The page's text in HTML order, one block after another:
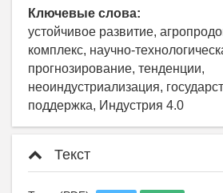
Ключевые слова:
устойчивое развитие,
комплекс, научно-
прогнозирование, тенденции,
неоиндустриализация,
поддержка, Индустрия 4.0
Текст